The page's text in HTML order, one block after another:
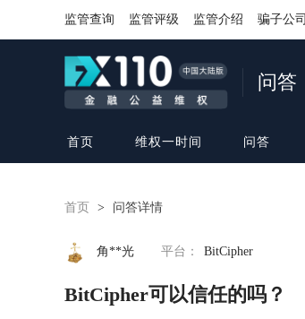
监管查询 监管评级 监管介绍 骗子公司
问答
首页 维权一时间 问答
首页 > 问答详情
角**光 平台： BitCipher
BitCipher可以信任的吗？